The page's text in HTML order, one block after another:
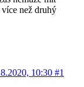
než druhý
10:30 #1